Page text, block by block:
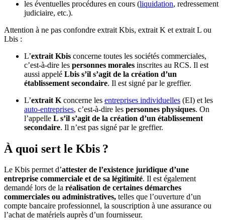
les éventuelles procédures en cours (liquidation, redressement
judiciaire, etc.).
Attention à ne pas confondre extrait Kbis, extrait K et extrait L ou
Lbis :
L’extrait Kbis concerne toutes les sociétés commerciales,
c’est-à-dire les personnes morales inscrites au RCS. Il est
aussi appelé Lbis s’il s’agit de la création d’un
établissement secondaire. Il est signé par le greffier.
L’extrait K concerne les entreprises individuelles (EI) et les
auto-entreprises, c’est-à-dire les personnes physiques. On
l’appelle L s’il s’agit de la création d’un établissement
secondaire. Il n’est pas signé par le greffier.
À quoi sert le Kbis ?
Le Kbis permet d’attester de l’existence juridique d’une
entreprise commerciale et de sa légitimité. Il est également
demandé lors de la réalisation de certaines démarches
commerciales ou administratives, telles que l’ouverture d’un
compte bancaire professionnel, la souscription à une assurance ou
l’achat de matériels auprès d’un fournisseur.